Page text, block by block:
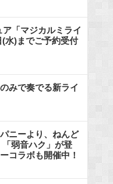
「マジカルミライ
(水)までご予約受付
みで奏でる新ライ
ニーより、ねんど
弱音ハク」が登
コラボも開催中！